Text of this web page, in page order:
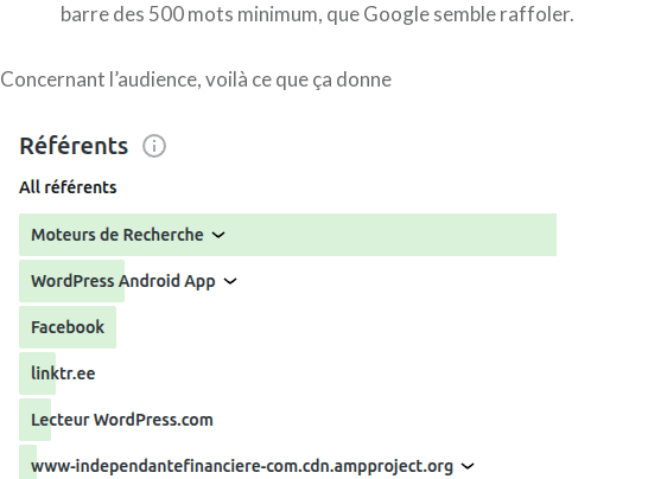
barre des 500 mots minimum, que Google semble raffoler.
Concernant l’audience, voilà ce que ça donne